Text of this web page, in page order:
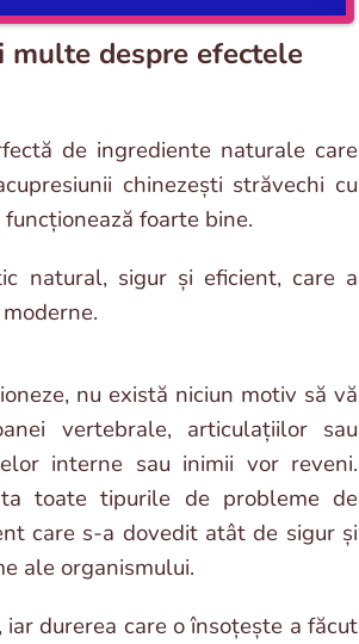
despre efectele
de ingrediente naturale care
chinezești străvechi cu
foarte bine.
natural, sigur și eficient, care a
nu există niciun motiv să vă
vertebrale, articulațiilor sau
interne sau inimii vor reveni.
toate tipurile de probleme de
care s-a dovedit atât de sigur și
ale organismului.
durerea care o însoțește a făcut